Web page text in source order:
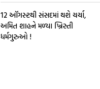
12 ઑગસ્ટથી સંસદમાં થશે ચર્ચા,
અમિત શાહને મળ્યા ખ્રિસ્તી
ધર્મગુરુઓ !